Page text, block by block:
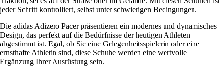
jeder Schritt kontrolliert, selbst unter schwierigen Bedingungen.
Die adidas Adizero Pacer präsentieren ein modernes und dynamisches
Design, das perfekt auf die Bedürfnisse der heutigen Athleten
abgestimmt ist. Egal, ob Sie eine Gelegenheitsspielerin oder eine
ernsthafte Athletin sind, diese Schuhe werden eine wertvolle
Ergänzung Ihrer Ausrüstung sein.